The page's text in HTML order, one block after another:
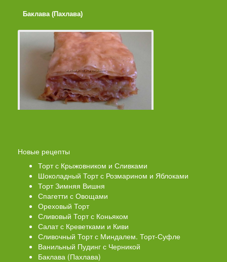
Баклава (Пахлава)
Новые рецепты
Торт с Крыжовником и Сливками
Шоколадный Торт с Розмарином и Яблоками
Торт Зимняя Вишня
Спагетти с Овощами
Ореховый Торт
Сливовый Торт с Коньяком
Салат с Креветками и Киви
Сливочный Торт с Миндалем. Торт-Суфле
Ванильный Пудинг с Черникой
Баклава (Пахлава)